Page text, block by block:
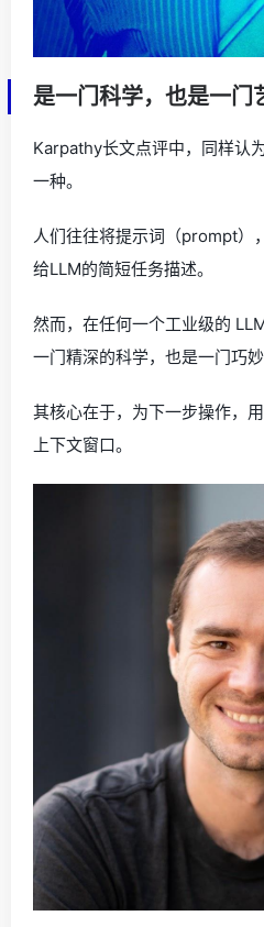
是一门科学，也是一门
Karpathy长文点评中，同样认
一种。
人们往往将提示词（prompt
给LLM的简短任务描述。
然而，在任何一个工业级的
一门精深的科学，也是一门巧妙
其核心在于，为下一步操作，
上下文窗口。